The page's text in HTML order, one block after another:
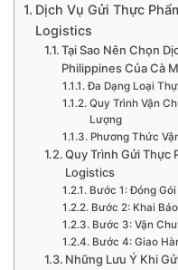
Dịch Vụ Gửi Thực
Logistics
Tại Sao Nên Chọn
Philippines Của Cà
Đa Dạng Loại
Quy Trình Vận
Lượng
Phương Thức
Quy Trình Gửi Thực
Logistics
Bước 1: Đóng
Bước 2: Khai
Bước 3: Vận
Bước 4: Giao
Những Lưu Ý Khi